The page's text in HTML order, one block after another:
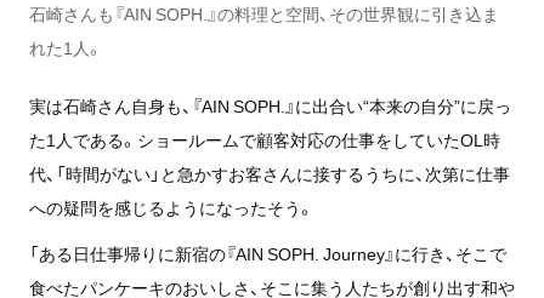
石崎さんも『AIN SOPH.』の料理と空間、その世界観に引き込ま
れた1人。
実は石崎さん自身も、『AIN SOPH.』に出合い“本来の自分”に戻っ
た1人である。ショールームで顧客対応の仕事をしていたOL時
代、「時間がない」と急かすお客さんに接するうちに、次第に仕事
への疑問を感じるようになったそう。
「ある日仕事帰りに新宿の『AIN SOPH. Journey』に行き、そこで
食べたパンケーキのおいしさ、そこに集う人たちが創り出す和や